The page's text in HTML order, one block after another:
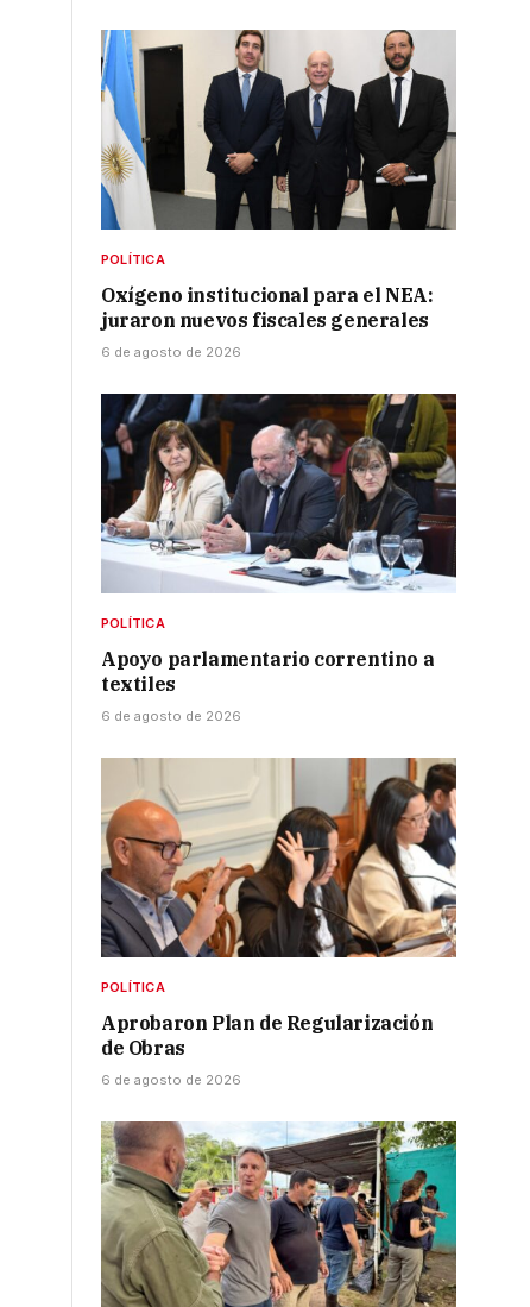
POLÍTICA
Oxígeno institucional para el NEA:
juraron nuevos fiscales generales
6 de agosto de 2026
POLÍTICA
Apoyo parlamentario correntino a
textiles
6 de agosto de 2026
POLÍTICA
Aprobaron Plan de Regularización
de Obras
6 de agosto de 2026